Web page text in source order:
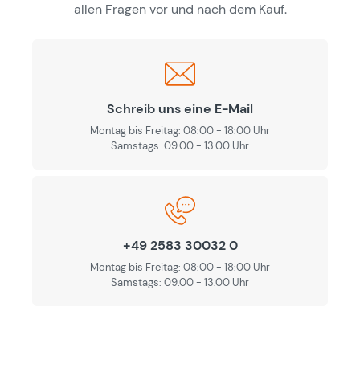
allen Fragen vor und nach dem Kauf.
Schreib uns eine E-Mail
Montag bis Freitag: 08:00 - 18:00 Uhr
Samstags: 09.00 - 13.00 Uhr
+49 2583 30032 0
Montag bis Freitag: 08:00 - 18:00 Uhr
Samstags: 09.00 - 13.00 Uhr